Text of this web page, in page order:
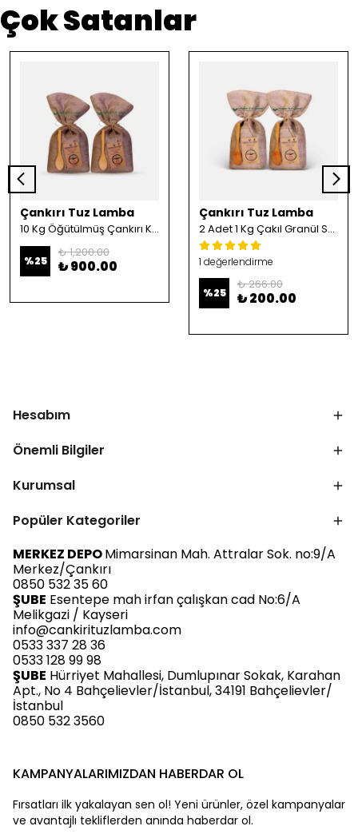
Çok Satanlar
Çankırı Tuz Lamba
10 Kg Öğütülmüş Çankırı Kristal Kaya Tuzu
%25
₺ 1,200.00
₺ 900.00
Çankırı Tuz Lamba
2 Adet 1 Kg Çakıl Granül Sofrada Öğütme Tuzu
1 değerlendirme
%25
₺ 266.00
₺ 200.00
Hesabım
Önemli Bilgiler
Kurumsal
Popüler Kategoriler
MERKEZ DEPOMimarsinan Mah. Attralar Sok. no:9/A
Merkez/Çankırı
0850 532 35 60
ŞUBE Esentepe mah irfan çalışkan cad No:6/A
Melikgazi / Kayseri
info@cankirituzlamba.com
0533 337 28 36
0533 128 99 98
ŞUBE Hürriyet Mahallesi, Dumlupınar Sokak, Karahan
Apt., No 4 Bahçelievler/İstanbul, 34191 Bahçelievler/
İstanbul
0850 532 3560
KAMPANYALARIMIZDAN HABERDAR OL
Fırsatları ilk yakalayan sen ol! Yeni ürünler, özel kampanyalar
ve avantajlı tekliflerden anında haberdar ol.